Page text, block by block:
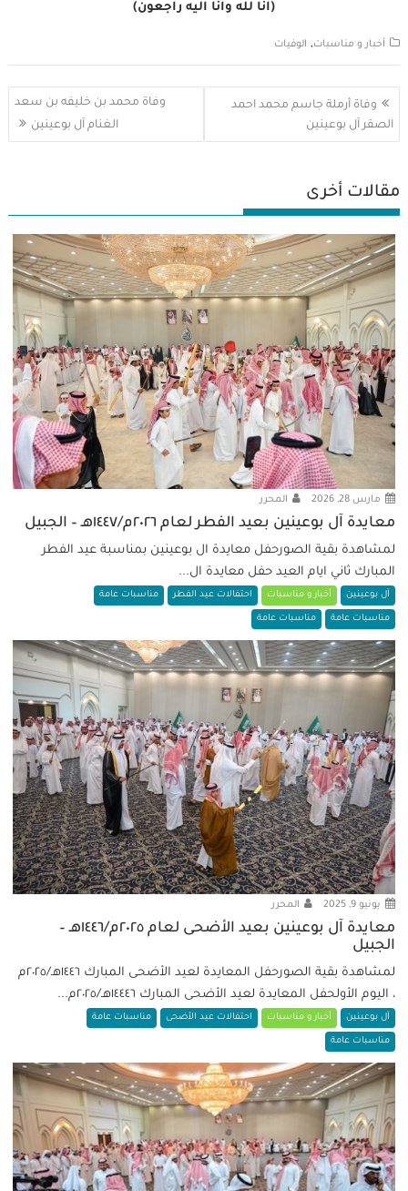
(انا لله وانا اليه راجعون)
أخبار و مناسبات, الوفيات
تصفّح
المقالات
وفاة أرملة جاسم محمد احمد
الصقر آل بوعينين
وفاة محمد بن خليفه بن سعد
الغنام آل بوعينين
مقالات أخرى
مارس 28, 2026 المحرر
معايدة آل بوعينين بعيد الفطر لعام ٢٠٢٦م/١٤٤٧هـ – الجبيل
لمشاهدة بقية الصورحفل معايدة ال بوعينين بمناسبة عيد الفطر
المبارك ثاني ايام العيد حفل معايدة ال...
آل بوعينين أخبار و مناسبات احتفالات عيد الفطر مناسبات عامة
مناسبات عامة مناسبات عامة
يونيو 9, 2025 المحرر
معايدة آل بوعينين بعيد الأضحى لعام ٢٠٢٥م/١٤٤٦هـ –
الجبيل
لمشاهدة بقية الصورحفل المعايدة لعيد الأضحى المبارك ١٤٤٦هـ/٢٠٢٥م
، اليوم الأولحفل المعايدة لعيد الأضحى المبارك ١٤٤٤٦هـ/٢٠٢٥م...
آل بوعينين أخبار و مناسبات احتفالات عيد الأضحى مناسبات عامة
مناسبات عامة